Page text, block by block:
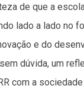
de que a
lado a lado no
e do
dúvida, um
com a